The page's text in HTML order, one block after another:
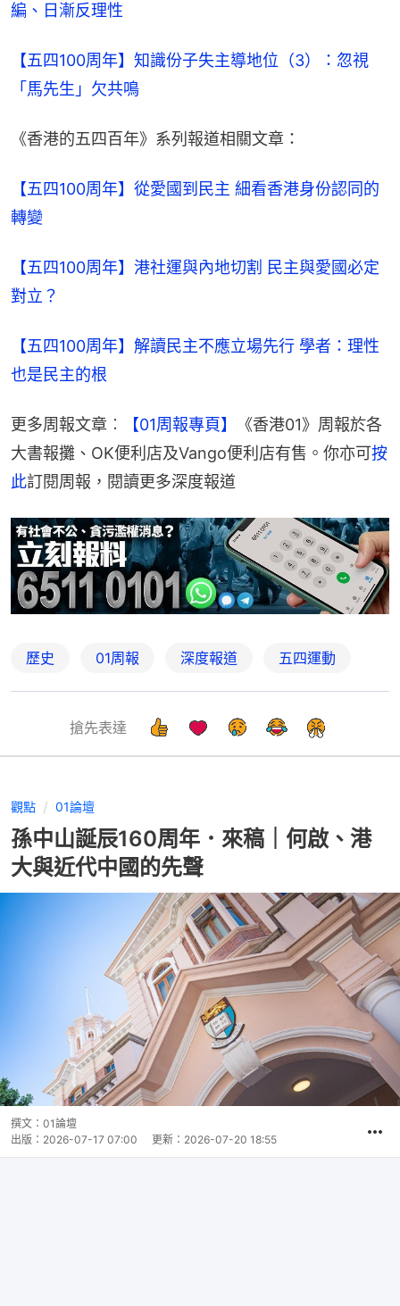
編、日漸反理性
【五四100周年】知識份子失主導地位（3）：忽視
「馬先生」欠共鳴
《香港的五四百年》系列報道相關文章：
【五四100周年】從愛國到民主 細看香港身份認同的
轉變
【五四100周年】港社運與內地切割 民主與愛國必定
對立？
【五四100周年】解讀民主不應立場先行 學者：理性
也是民主的根
更多周報文章︰ 【01周報專頁】
《香港01》周報於各
大書報攤、OK便利店及Vango便利店有售。你亦可按
此訂閱周報，閱讀更多深度報道
歷史 01周報 深度報道 五四運動
搶先表達
觀點 01論壇
孫中山誕辰160周年．來稿｜何啟、港
大與近代中國的先聲
撰文： 01論壇
出版： 2026-07-17 07:00 更新： 2026-07-20 18:55